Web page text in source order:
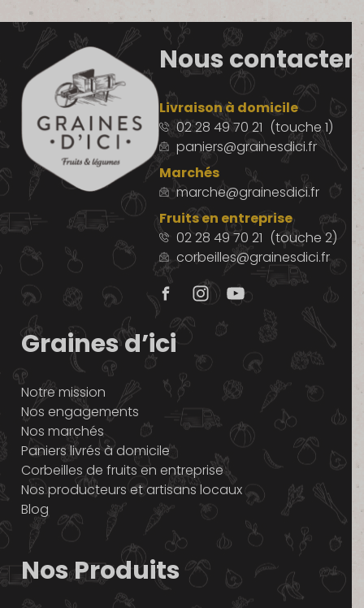
Nous contacter
Livraison à domicile
02 28 49 70 21 (touche 1)
paniers@grainesdici.fr
Marchés
marche@grainesdici.fr
Fruits en entreprise
02 28 49 70 21 (touche 2)
corbeilles@grainesdici.fr
Graines d’ici
Notre mission
Nos engagements
Nos marchés
Paniers livrés à domicile
Corbeilles de fruits en entreprise
Nos producteurs et artisans locaux
Blog
Nos Produits